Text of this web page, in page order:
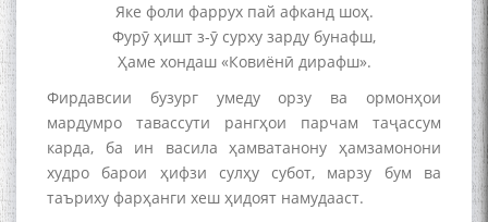
Яке фоли фаррух пай афканд шоҳ.
Фурӯ ҳишт з-ӯ сурху зарду бунафш,
Ҳаме хондаш «Ковиёнӣ дирафш».
Фирдавсии бузург умеду орзу ва ормонҳои
мардумро тавассути рангҳои парчам таҷассум
карда, ба ин васила ҳамватанону ҳамзамонони
худро барои ҳифзи сулҳу субот, марзу бум ва
таъриху фарҳанги хеш ҳидоят намудааст.
БА МУНОСИБАТИ
БУЗУРГДОШТИ РӮЗИ РӮДАКӢ